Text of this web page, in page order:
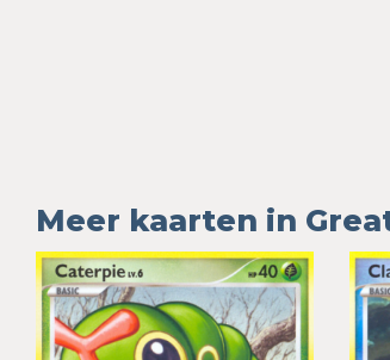
Meer kaarten in